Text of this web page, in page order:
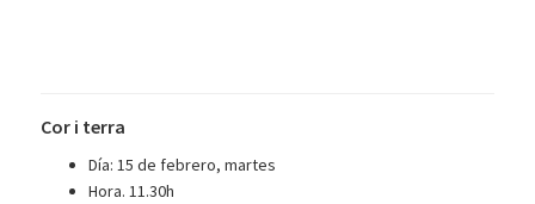
Cor i terra
Día: 15 de febrero, martes
Hora. 11.30h